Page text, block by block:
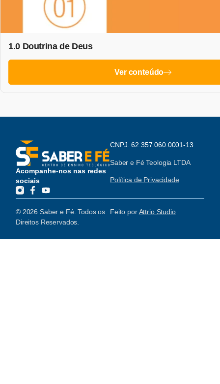
1.0 Doutrina de Deus
Ver conteúdo
Acompanhe-nos nas redes
sociais
CNPJ: 62.357.060.0001-13
Saber e Fé Teologia LTDA
Política de Privacidade
© 2026 Saber e Fé. Todos os
Direitos Reservados.
Feito porAttrio Studio